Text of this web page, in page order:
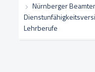
Nürnberger
Lehrberufe